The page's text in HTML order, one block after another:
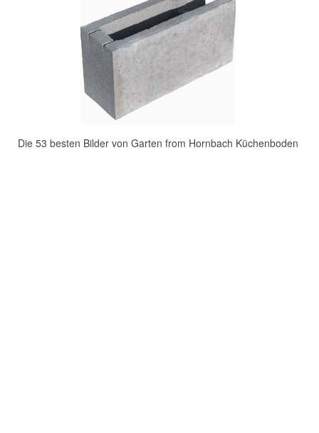
Die 53 besten Bilder von Garten from Hornbach Küchenboden